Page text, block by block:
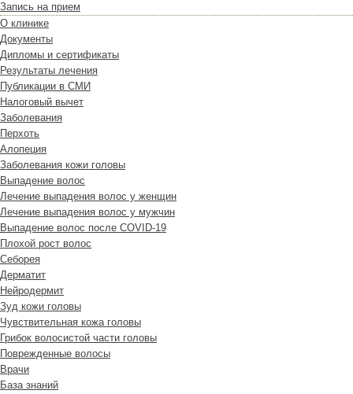
Запись на прием
О клинике
Документы
Дипломы и сертификаты
Результаты лечения
Публикации в СМИ
Налоговый вычет
Заболевания
Перхоть
Алопеция
Заболевания кожи головы
Выпадение волос
Лечение выпадения волос у женщин
Лечение выпадения волос у мужчин
Выпадение волос после COVID-19
Плохой рост волос
Cеборея
Дерматит
Нейродермит
Зуд кожи головы
Чувствительная кожа головы
Грибок волосистой части головы
Поврежденные волосы
Врачи
База знаний